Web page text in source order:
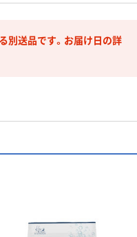
別送品です。お届け日の詳